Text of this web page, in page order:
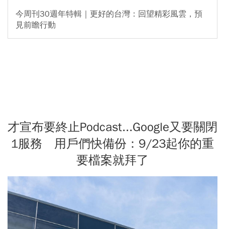
今周刊30週年特輯｜更好的台灣：回望精彩風雲，預
見前瞻行動
才宣布要終止Podcast...Google又要關閉
1服務 用戶們快備份：9/23起你的重
要檔案就拜了